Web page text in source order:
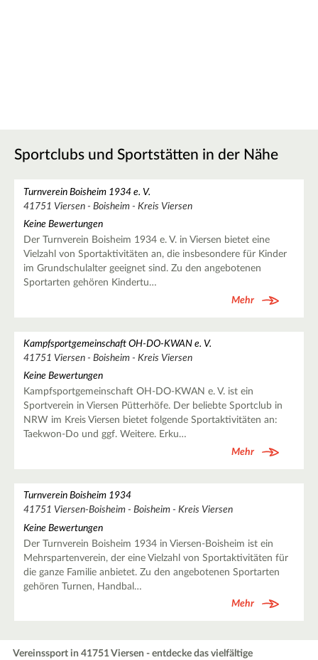
Sportclubs und Sportstätten in der Nähe
Turnverein Boisheim 1934 e. V.
41751 Viersen - Boisheim - Kreis Viersen
Keine Bewertungen
Der Turnverein Boisheim 1934 e. V. in Viersen bietet eine
Vielzahl von Sportaktivitäten an, die insbesondere für Kinder
im Grundschulalter geeignet sind. Zu den angebotenen
Sportarten gehören Kindertu…
Mehr
Kampfsportgemeinschaft OH-DO-KWAN e. V.
41751 Viersen - Boisheim - Kreis Viersen
Keine Bewertungen
Kampfsportgemeinschaft OH-DO-KWAN e. V. ist ein
Sportverein in Viersen Pütterhöfe. Der beliebte Sportclub in
NRW im Kreis Viersen bietet folgende Sportaktivitäten an:
Taekwon-Do und ggf. Weitere. Erku…
Mehr
Turnverein Boisheim 1934
41751 Viersen-Boisheim - Boisheim - Kreis Viersen
Keine Bewertungen
Der Turnverein Boisheim 1934 in Viersen-Boisheim ist ein
Mehrspartenverein, der eine Vielzahl von Sportaktivitäten für
die ganze Familie anbietet. Zu den angebotenen Sportarten
gehören Turnen, Handbal…
Mehr
Vereinssport in 41751 Viersen - entdecke das vielfältige